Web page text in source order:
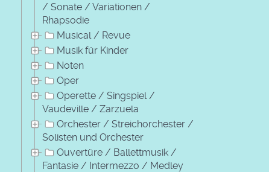
/ Sonate / Variationen /
Rhapsodie
Musical / Revue
Musik für Kinder
Noten
Oper
Operette / Singspiel /
Vaudeville / Zarzuela
Orchester / Streichorchester /
Solisten und Orchester
Ouvertüre / Ballettmusik /
Fantasie / Intermezzo / Medley